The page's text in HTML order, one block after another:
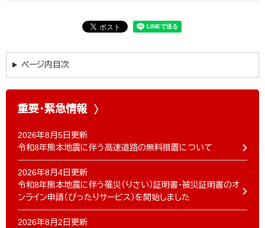
ページ内目次
重要・緊急情報
2026年8月5日更新
令和8年熊本地震に伴う高速道路の無料措置について
2026年8月4日更新
令和8年熊本地震に伴う罹災（りさい）証明書・被災証明書のオ
ンライン申請（ぴったりサービス）を開始しました
2026年8月2日更新